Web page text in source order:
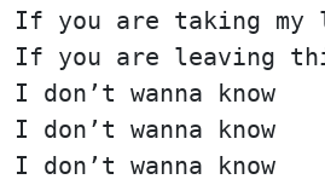
If you are taking
If you are leaving
I don’t wanna know
I don’t wanna know
I don’t wanna know